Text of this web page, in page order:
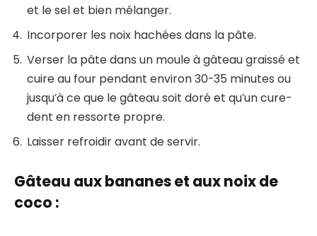
et le sel et bien mélanger.
Incorporer les noix hachées dans la pâte.
Verser la pâte dans un moule à gâteau graissé et
cuire au four pendant environ 30-35 minutes ou
jusqu’à ce que le gâteau soit doré et qu’un cure-
dent en ressorte propre.
Laisser refroidir avant de servir.
Gâteau aux bananes et aux noix de
coco :